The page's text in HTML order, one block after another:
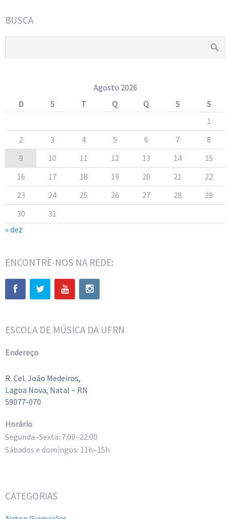
BUSCA
Agosto 2026
D
S T Q Q S
S
1
2
3 4 5 6 7
8
9
10 11 12 13 14
15
16
17 18 19 20 21
22
23
24 25 26 27 28
29
30
31
« dez
ENCONTRE-NOS NA REDE:
ESCOLA DE MÚSICA DA UFRN
Endereço
R. Cel. João Medeiros,
Lagoa Nova, Natal – RN
59077-070
Horário
Segunda–Sexta: 7:00–22:00
Sábados e domingos: 11h–15h
CATEGORIAS